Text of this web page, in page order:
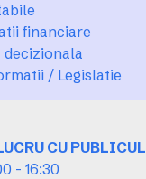
financiare
decizionala
/ Legislatie
CU PUBLICUL
- 16:30